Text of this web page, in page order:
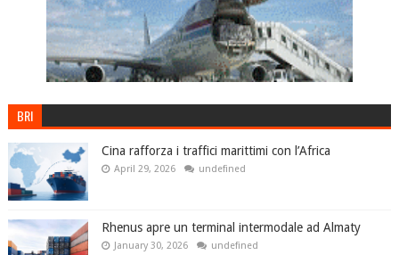
BRI
Cina rafforza i traffici marittimi con l’Africa
April 29, 2026 undefined
Rhenus apre un terminal intermodale ad Almaty
January 30, 2026 undefined